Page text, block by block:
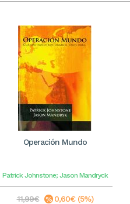
Operación Mundo
Patrick Johnstone; Jason Mandryck
11,99€ 0,60€ (5%)